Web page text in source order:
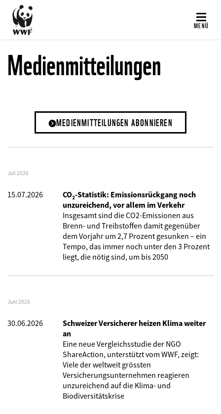
Direkt
zum
Inhalt
MENÜ
Medienmitteilungen
MEDIENMITTEILUNGEN ABONNIEREN
Juli 2026
15.07.2026
CO₂-Statistik: Emissionsrückgang noch
unzureichend, vor allem im Verkehr
Insgesamt sind die CO2-Emissionen aus
Brenn- und Treibstoffen damit gegenüber
dem Vorjahr um 2,7 Prozent gesunken – ein
Tempo, das immer noch unter den 3 Prozent
liegt, die nötig sind, um bis 2050
Juni 2026
30.06.2026
Schweizer Versicherer heizen Klima weiter
an
Eine neue Vergleichsstudie der NGO
ShareAction, unterstützt vom WWF, zeigt:
Viele der weltweit grössten
Versicherungsunternehmen reagieren
unzureichend auf die Klima- und
Biodiversitätskrise